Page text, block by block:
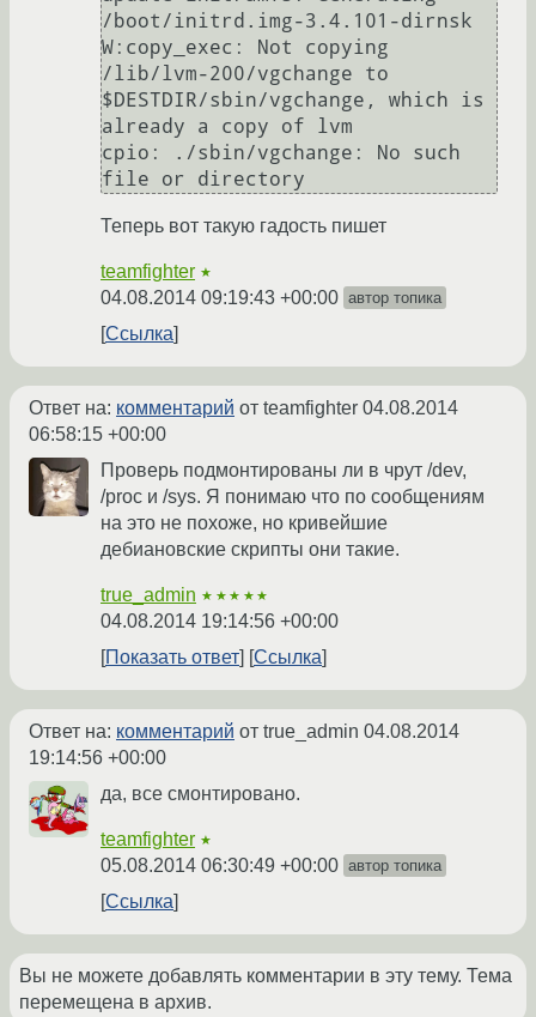
/boot/initrd.img-3.4.101-dirnsk
W:copy_exec: Not copying
/lib/lvm-200/vgchange to
$DESTDIR/sbin/vgchange, which is
already a copy of lvm
cpio: ./sbin/vgchange: No such
Теперь вот такую гадость пишет
teamfighter ★
04.08.2014 09:19:43 +00:00 автор топика
Ссылка
Ответ на: комментарий от teamfighter 04.08.2014
06:58:15 +00:00
Проверь подмонтированы ли в чрут /dev,
/proc и /sys. Я понимаю что по сообщениям
на это не похоже, но кривейшие
дебиановские скрипты они такие.
true_admin ★★★★★
04.08.2014 19:14:56 +00:00
Показать ответ
Ссылка
Ответ на: комментарий от true_admin 04.08.2014
19:14:56 +00:00
да, все смонтировано.
teamfighter ★
05.08.2014 06:30:49 +00:00 автор топика
Ссылка
Вы не можете добавлять комментарии в эту тему. Тема
перемещена в архив.